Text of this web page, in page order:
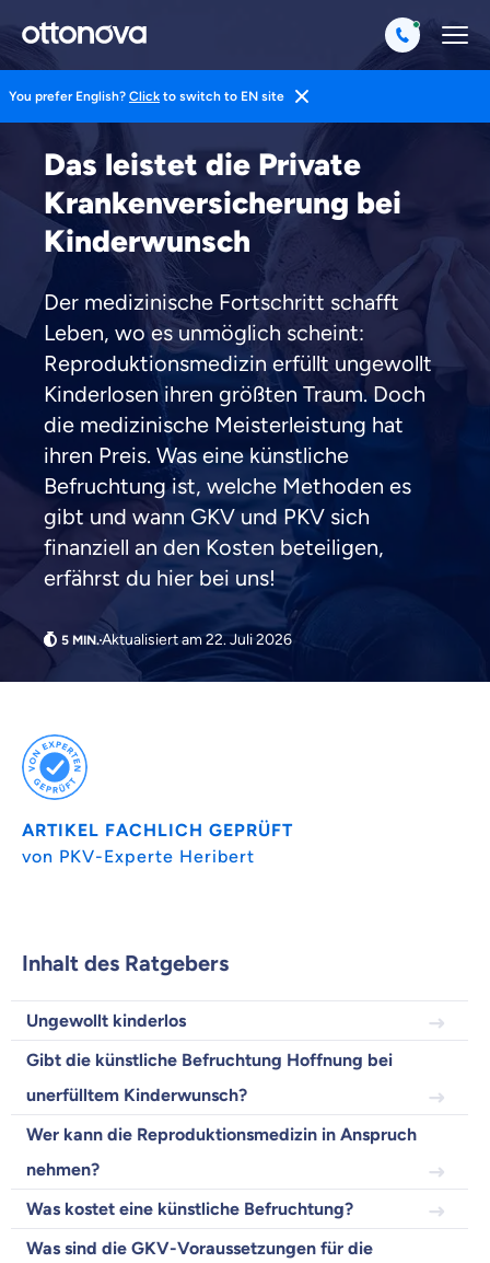
You prefer English? Click to switch to EN site
Das leistet die Private
Krankenversicherung bei
Kinderwunsch
Der medizinische Fortschritt schafft
Leben, wo es unmöglich scheint:
Reproduktionsmedizin erfüllt ungewollt
Kinderlosen ihren größten Traum. Doch
die medizinische Meisterleistung hat
ihren Preis. Was eine künstliche
Befruchtung ist, welche Methoden es
gibt und wann GKV und PKV sich
finanziell an den Kosten beteiligen,
erfährst du hier bei uns!
Aktualisiert am 22. Juli 2026
ARTIKEL FACHLICH GEPRÜFT
von PKV-Experte Heribert
Inhalt des Ratgebers
Ungewollt kinderlos
Gibt die künstliche Befruchtung Hoffnung bei
unerfülltem Kinderwunsch?
Wer kann die Reproduktionsmedizin in Anspruch
nehmen?
Was kostet eine künstliche Befruchtung?
Was sind die GKV-Voraussetzungen für die
Weil es uns wichtig ist, dass
du dich gut beraten fühlst.
Vergleich mit anderen Tarifen am Markt
Wir helfen dir dabei Unterschiede in
Versicherungen zu verstehen
Wozu dürfen wir dich beraten?
Versicherungsprodukt wählen
Krankenvoll
Versicherung